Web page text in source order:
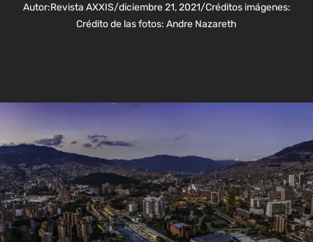
Autor:Revista AXXIS/diciembre 21, 2021/Créditos imágenes:
Crédito de las fotos: Andre Nazareth